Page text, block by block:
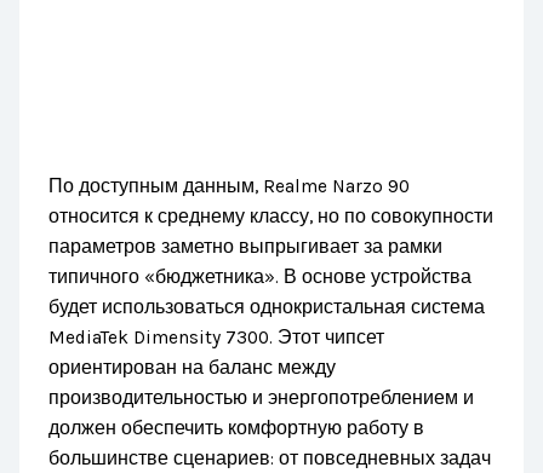
По доступным данным, Realme Narzo 90
относится к среднему классу, но по совокупности
параметров заметно выпрыгивает за рамки
типичного «бюджетника». В основе устройства
будет использоваться однокристальная система
MediaTek Dimensity 7300. Этот чипсет
ориентирован на баланс между
производительностью и энергопотреблением и
должен обеспечить комфортную работу в
большинстве сценариев: от повседневных задач